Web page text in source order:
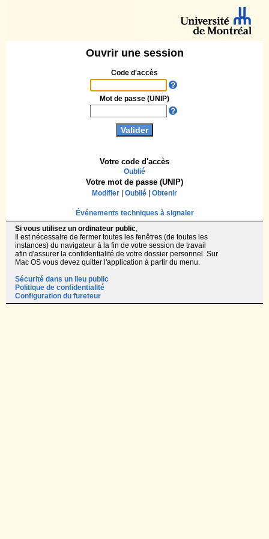
Ouvrir une session
Code d'accès
Votre code d'accès
Oublié
Mot de passe (UNIP)
Votre mot de passe (UNIP)
Modifier Oublié Obtenir
Événements techniques à signaler
Si vous utilisez un ordinateur public,
Il est nécessaire de fermer toutes les fenêtres (de toutes les
instances) du navigateur à la fin de votre session de travail
afin d'assurer la confidentialité de votre dossier personnel. Sur
Mac OS vous devez quitter l'application à partir du menu.
Sécurité dans un lieu public
Politique de confidentialité
Configuration du fureteur